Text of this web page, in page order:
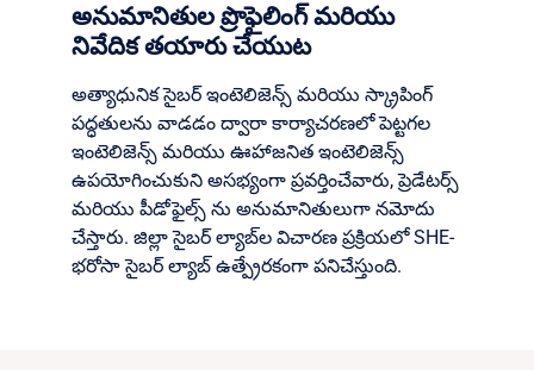
అనుమానితుల ప్రొఫైలింగ్ మరియు
నివేదిక తయారు చేయుట
అత్యాధునిక సైబర్ ఇంటెలిజెన్స్ మరియు స్క్రాపింగ్
పద్ధతులను వాడడం ద్వారా కార్యాచరణలో పెట్టగల
ఇంటెలిజెన్స్ మరియు ఊహాజనిత ఇంటెలిజెన్స్
ఉపయోగించుకుని అసభ్యంగా ప్రవర్తించేవారు, ప్రెడేటర్స్
మరియు పీడోఫైల్స్ ను అనుమానితులుగా నమోదు
చేస్తారు. జిల్లా సైబర్ ల్యాబ్‌ల విచారణ ప్రక్రియలో SHE-
భరోసా సైబర్ ల్యాబ్ ఉత్ప్రేరకంగా పనిచేస్తుంది.